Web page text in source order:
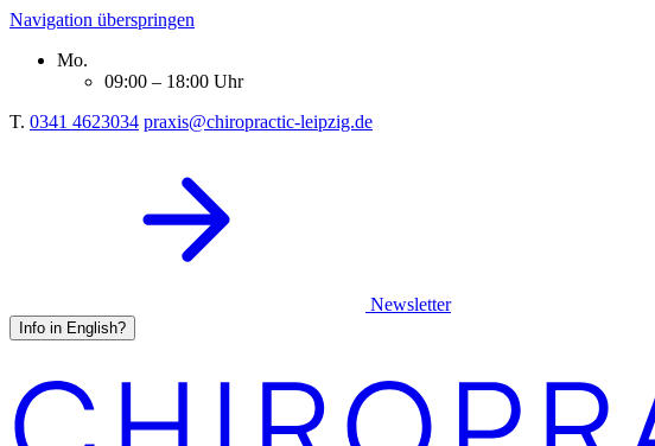
Navigation überspringen
Mo.
09:00 – 18:00 Uhr
T. 0341 4623034 praxis@chiropractic-leipzig.de
Newsletter
Info in English?